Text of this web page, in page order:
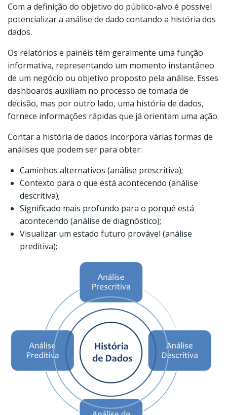
Com a definição do objetivo do público-alvo é possível
potencializar a análise de dado contando a história dos
dados.
Os relatórios e painéis têm geralmente uma função
informativa, representando um momento instantâneo
de um negócio ou objetivo proposto pela análise. Esses
dashboards auxiliam no processo de tomada de
decisão, mas por outro lado, uma história de dados,
fornece informações rápidas que já orientam uma ação.
Contar a história de dados incorpora várias formas de
análises que podem ser para obter:
Caminhos alternativos (análise prescritiva);
Contexto para o que está acontecendo (análise
descritiva);
Significado mais profundo para o porquê está
acontecendo (análise de diagnóstico);
Visualizar um estado futuro provável (análise
preditiva);